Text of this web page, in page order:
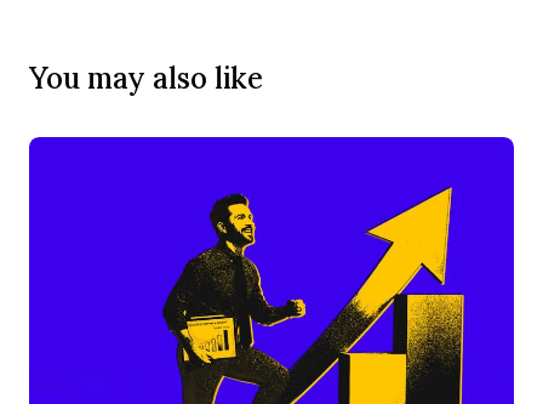
You may also like